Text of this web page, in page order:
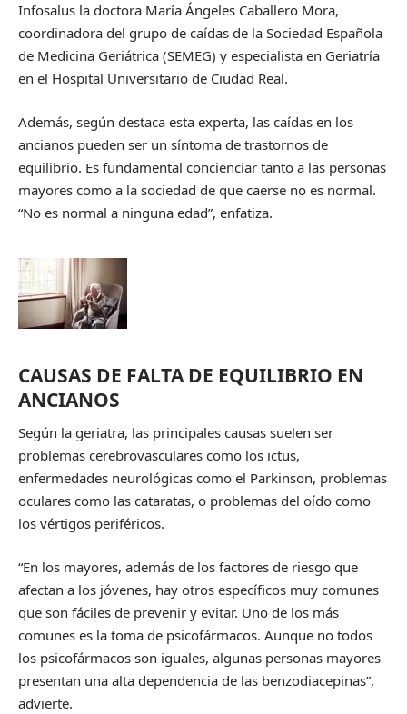
Infosalus la doctora María Ángeles Caballero Mora,
coordinadora del grupo de caídas de la Sociedad Española
de Medicina Geriátrica (SEMEG) y especialista en Geriatría
en el Hospital Universitario de Ciudad Real.
Además, según destaca esta experta, las caídas en los
ancianos pueden ser un síntoma de trastornos de
equilibrio. Es fundamental concienciar tanto a las personas
mayores como a la sociedad de que caerse no es normal.
“No es normal a ninguna edad”, enfatiza.
CAUSAS DE FALTA DE EQUILIBRIO EN
ANCIANOS
Según la geriatra, las principales causas suelen ser
problemas cerebrovasculares como los ictus,
enfermedades neurológicas como el Parkinson, problemas
oculares como las cataratas, o problemas del oído como
los vértigos periféricos.
“En los mayores, además de los factores de riesgo que
afectan a los jóvenes, hay otros específicos muy comunes
que son fáciles de prevenir y evitar. Uno de los más
comunes es la toma de psicofármacos. Aunque no todos
los psicofármacos son iguales, algunas personas mayores
presentan una alta dependencia de las benzodiacepinas”,
advierte.